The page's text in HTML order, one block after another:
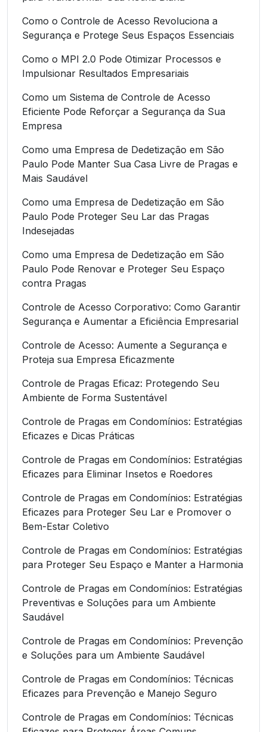
Como o Controle de Acesso Revoluciona a
Segurança e Protege Seus Espaços Essenciais
Como o MPI 2.0 Pode Otimizar Processos e
Impulsionar Resultados Empresariais
Como um Sistema de Controle de Acesso
Eficiente Pode Reforçar a Segurança da Sua
Empresa
Como uma Empresa de Dedetização em São
Paulo Pode Manter Sua Casa Livre de Pragas e
Mais Saudável
Como uma Empresa de Dedetização em São
Paulo Pode Proteger Seu Lar das Pragas
Indesejadas
Como uma Empresa de Dedetização em São
Paulo Pode Renovar e Proteger Seu Espaço
contra Pragas
Controle de Acesso Corporativo: Como Garantir
Segurança e Aumentar a Eficiência Empresarial
Controle de Acesso: Aumente a Segurança e
Proteja sua Empresa Eficazmente
Controle de Pragas Eficaz: Protegendo Seu
Ambiente de Forma Sustentável
Controle de Pragas em Condomínios: Estratégias
Eficazes e Dicas Práticas
Controle de Pragas em Condomínios: Estratégias
Eficazes para Eliminar Insetos e Roedores
Controle de Pragas em Condomínios: Estratégias
Eficazes para Proteger Seu Lar e Promover o
Bem-Estar Coletivo
Controle de Pragas em Condomínios: Estratégias
para Proteger Seu Espaço e Manter a Harmonia
Controle de Pragas em Condomínios: Estratégias
Preventivas e Soluções para um Ambiente
Saudável
Controle de Pragas em Condomínios: Prevenção
e Soluções para um Ambiente Saudável
Controle de Pragas em Condomínios: Técnicas
Eficazes para Prevenção e Manejo Seguro
Controle de Pragas em Condomínios: Técnicas